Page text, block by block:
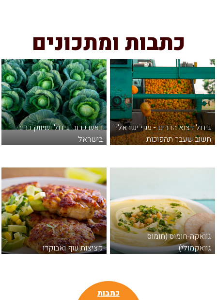
כתבות ומתכונים
ויצוא הדרים - ענף ישראלי
שעבר תהפוכות
ראש כרוב: גידול ושיווק כרוב
בישראל
חומוס (חומוס
קציצות עוף ואבוקדו
כתבות